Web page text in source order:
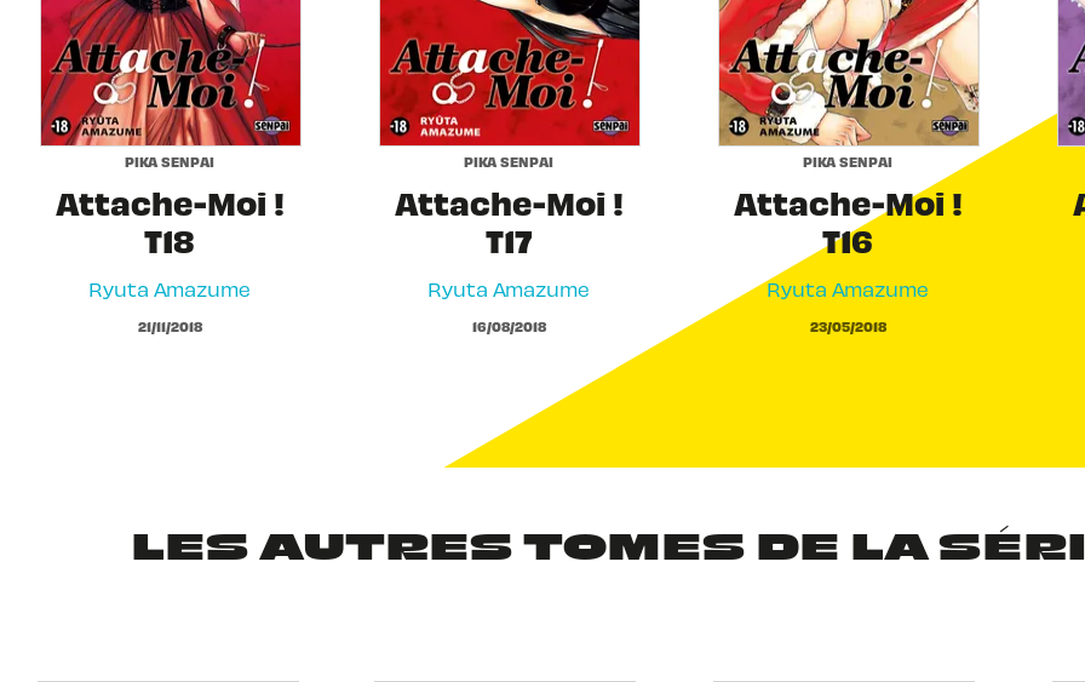
PIKA SENPAI
Attache-Moi !
T18
Ryuta Amazume
21/11/2018
PIKA SENPAI
Attache-Moi !
T17
Ryuta Amazume
16/08/2018
PIKA SENPAI
Attache-Moi !
T16
Ryuta Amazume
23/05/2018
LES AUTRES TOMES DE LA